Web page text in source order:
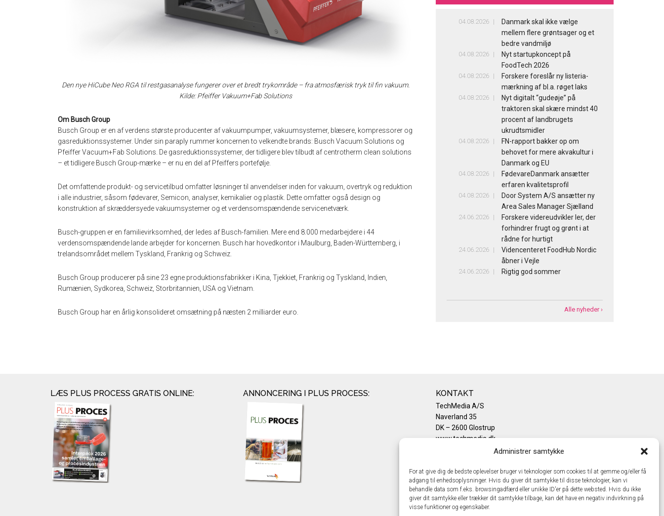
Administrer samtykke
For at give dig de bedste oplevelser bruger vi teknologier som cookies til at gemme og/eller få
adgang til enhedsoplysninger. Hvis du giver dit samtykke til disse teknologier, kan vi
behandle data som f.eks. browsingadfærd eller unikke ID'er på dette websted. Hvis du ikke
giver dit samtykke eller trækker dit samtykke tilbage, kan det have en negativ indvirkning på
visse funktioner og egenskaber.
Den nye HiCube Neo RGA til restgasanalyse fungerer over et bredt trykområde – fra atmosfærisk tryk til fin vakuum.
Kilde: Pfeiffer Vakuum+Fab Solutions
Om Busch Group
Busch Group er en af verdens største producenter af vakuumpumper, vakuumsystemer, blæsere, kompressorer og
gasreduktionssystemer. Under sin paraply rummer koncernen to velkendte brands: Busch Vacuum Solutions og
Pfeiffer Vacuum+Fab Solutions. De gasreduktionssystemer, der tidligere blev tilbudt af centrotherm clean solutions
– et tidligere Busch Group-mærke – er nu en del af Pfeiffers portefølje.
Det omfattende produkt- og servicetilbud omfatter løsninger til anvendelser inden for vakuum, overtryk og reduktion
i alle industrier, såsom fødevarer, Semicon, analyser, kemikalier og plastik. Dette omfatter også design og
konstruktion af skræddersyede vakuumsystemer og et verdensomspændende servicenetværk.
Busch-gruppen er en familievirksomhed, der ledes af Busch-familien. Mere end 8.000 medarbejdere i 44
verdensomspændende lande arbejder for koncernen. Busch har hovedkontor i Maulburg, Baden-Württemberg, i
trelandsområdet mellem Tyskland, Frankrig og Schweiz.
Busch Group producerer på sine 23 egne produktionsfabrikker i Kina, Tjekkiet, Frankrig og Tyskland, Indien,
Rumænien, Sydkorea, Schweiz, Storbritannien, USA og Vietnam.
Busch Group har en årlig konsolideret omsætning på næsten 2 milliarder euro.
04.08.2026
Danmark skal ikke vælge
mellem flere grøntsager og et
bedre vandmiljø
04.08.2026
Nyt startupkoncept på
FoodTech 2026
04.08.2026
Forskere foreslår ny listeria-
mærkning af bl.a. røget laks
04.08.2026
Nyt digitalt “gudeøje” på
traktoren skal skære mindst 40
procent af landbrugets
ukrudtsmidler
04.08.2026
FN-rapport bakker op om
behovet for mere akvakultur i
Danmark og EU
04.08.2026
FødevareDanmark ansætter
erfaren kvalitetsprofil
04.08.2026
Door System A/S ansætter ny
Area Sales Manager Sjælland
24.06.2026
Forskere videreudvikler ler, der
forhindrer frugt og grønt i at
rådne for hurtigt
24.06.2026
Videncenteret FoodHub Nordic
åbner i Vejle
24.06.2026 Rigtig god sommer
Alle nyheder ›
LÆS PLUS PROCESS GRATIS ONLINE: ANNONCERING I PLUS PROCESS: KONTAKT
TechMedia A/S
Naverland 35
DK – 2600 Glostrup
www.techmedia.dk
Telefon: +45 43 24 26 28
Privatlivspolitik
Cookiepolitik